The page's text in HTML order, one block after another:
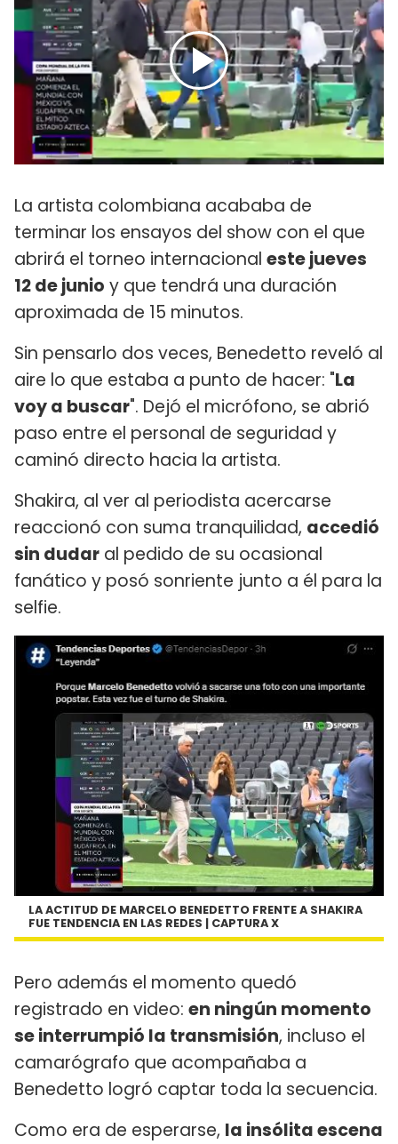
La artista colombiana acababa de
terminar los ensayos del show con el que
abrirá el torneo internacional este jueves
12 de junio y que tendrá una duración
aproximada de 15 minutos.
Sin pensarlo dos veces, Benedetto reveló al
aire lo que estaba a punto de hacer: "La
voy a buscar". Dejó el micrófono, se abrió
paso entre el personal de seguridad y
caminó directo hacia la artista.
Shakira, al ver al periodista acercarse
reaccionó con suma tranquilidad, accedió
sin dudar al pedido de su ocasional
fanático y posó sonriente junto a él para la
selfie.
LA ACTITUD DE MARCELO BENEDETTO FRENTE A SHAKIRA
FUE TENDENCIA EN LAS REDES | CAPTURA X
Pero además el momento quedó
registrado en video: en ningún momento
se interrumpió la transmisión, incluso el
camarógrafo que acompañaba a
Benedetto logró captar toda la secuencia.
Como era de esperarse, la insólita escena